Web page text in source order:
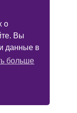
о
Вы
данные в
больше